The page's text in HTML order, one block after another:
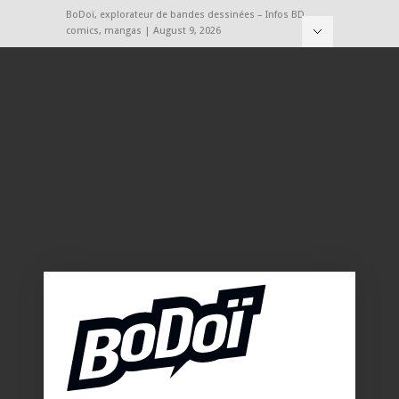
BoDoï, explorateur de bandes dessinées – Infos BD,
comics, mangas | August 9, 2026